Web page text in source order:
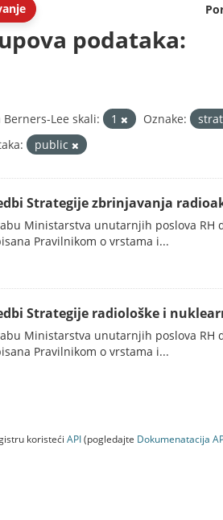
podataka:
Lee skali: 1 Oznake:
public
Strategije zbrinjavanja
Ministarstva unutarnjih poslova RH
Pravilnikom o vrstama i...
Strategije radiološke i
Ministarstva unutarnjih poslova RH
Pravilnikom o vrstama i...
koristeći API(pogledajte Dokumenаtаcijа